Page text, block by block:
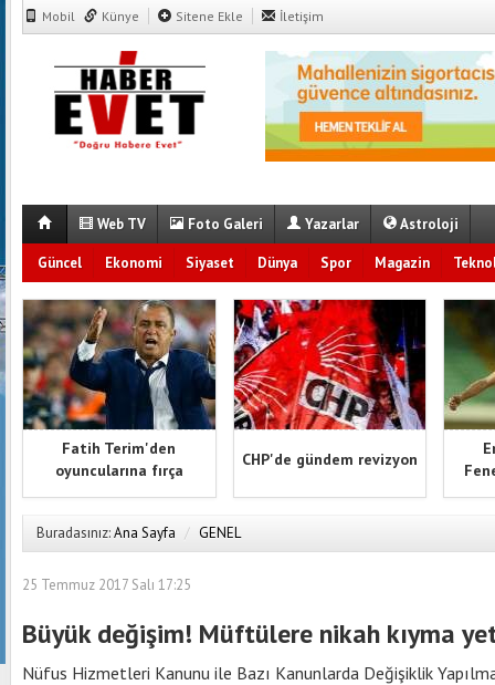
Mobil Künye Sitene Ekle İletişim
Web TV Foto Galeri Yazarlar Astroloji
Güncel Ekonomi Siyaset Dünya Spor Magazin
Fatih Terim'den
oyuncularına fırça
CHP'de gündem revizyon
Buradasınız:Ana Sayfa / GENEL
25 Temmuz 2017 Salı 17:25
Büyük değişim! Müftülere nikah kıyma
Nüfus Hizmetleri Kanunu ile Bazı Kanunlarda Değişiklik